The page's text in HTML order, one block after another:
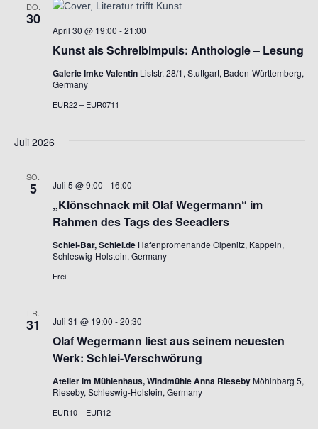
DO.
30
Kunst als Schreibimpuls: Anthologie – Lesung
April 30 @ 19:00 -21:00
Galerie Imke Valentin Liststr. 28/1, Stuttgart, Baden-Württemberg,
Germany
EUR22 – EUR0711
Juli 2026
SO.
5
„Klönschnack mit Olaf Wegermann“ im
Rahmen des Tags des Seeadlers
Juli 5 @ 9:00 - 16:00
Schlei-Bar, Schlei.de Hafenpromenande Olpenitz, Kappeln,
Schleswig-Holstein, Germany
Frei
FR.
31
Olaf Wegermann liest aus seinem neuesten
Werk: Schlei-Verschwörung
Juli 31 @ 19:00 -20:30
Atelier im Mühlenhaus, Windmühle Anna Rieseby Möhlnbarg 5,
Rieseby, Schleswig-Holstein, Germany
EUR10 – EUR12